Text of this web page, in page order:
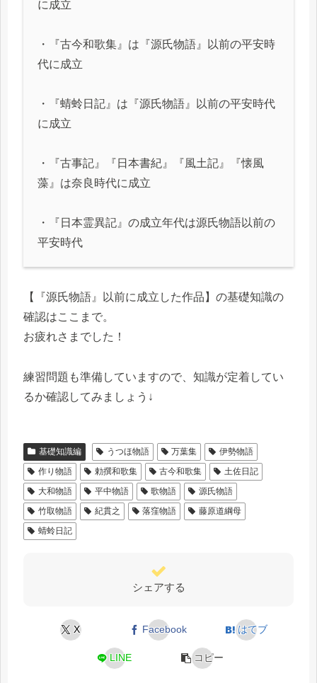
に成立
・『古今和歌集』は『源氏物語』以前の平安時
代に成立
・『蜻蛉日記』は『源氏物語』以前の平安時代
に成立
・『古事記』『日本書紀』『風土記』『懐風
藻』は奈良時代に成立
・『日本霊異記』の成立年代は源氏物語以前の
平安時代
【『源氏物語』以前に成立した作品】の基礎知識の
確認はここまで。
お疲れさまでした！
練習問題も準備していますので、知識が定着してい
るか確認してみましょう↓
基礎知識編 うつほ物語 万葉集
伊勢物語
作り物語
勅撰和歌集 古今和歌集
土佐日記
大和物語
平中物語 歌物語
源氏物語
竹取物語
紀貫之 落窪物語
藤原道綱母
蜻蛉日記
シェアする
X Facebook はてブ
LINE コピー